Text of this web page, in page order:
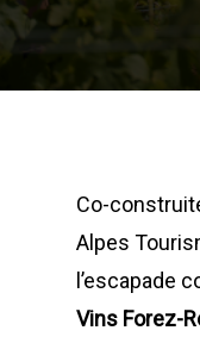
Co-
Alpes
l’escapade
Vins Forez-